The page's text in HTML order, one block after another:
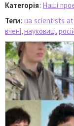
Категорія: Наші
Теги: ua scientists
вчені,науковиці,